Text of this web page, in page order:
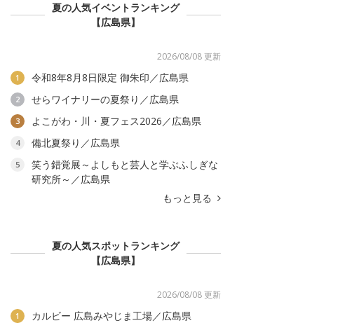
夏の人気イベントランキング
【広島県】
2026/08/08 更新
1 令和8年8月8日限定 御朱印／広島県
2 せらワイナリーの夏祭り／広島県
3 よこがわ・川・夏フェス2026／広島県
4 備北夏祭り／広島県
5
笑う錯覚展～よしもと芸人と学ぶふしぎな
研究所～／広島県
もっと見る
夏の人気スポットランキング
【広島県】
2026/08/08 更新
1 カルビー 広島みやじま工場／広島県